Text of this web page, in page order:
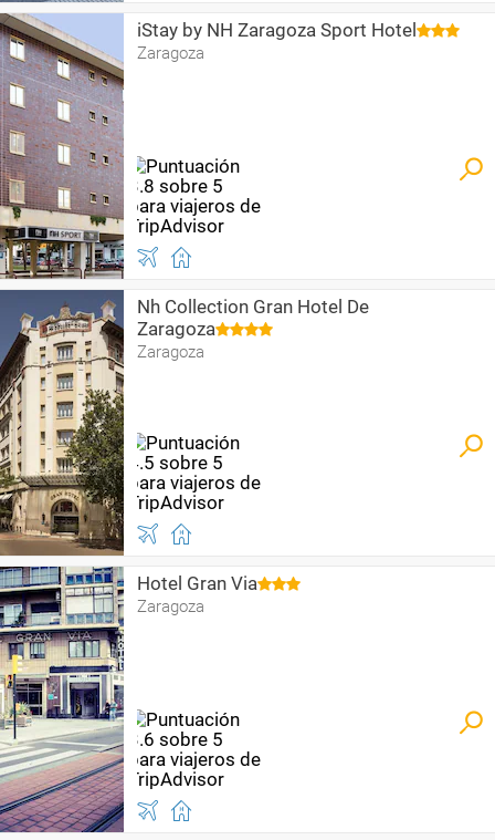
iStay by NH Zaragoza Sport Hotel
Zaragoza
Nh Collection Gran Hotel De
Zaragoza
Zaragoza
Hotel Gran Via
Zaragoza